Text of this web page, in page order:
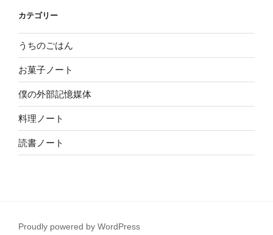
カテゴリー
うちのごはん
お菓子ノート
僕の外部記憶媒体
料理ノート
読書ノート
Proudly powered by WordPress